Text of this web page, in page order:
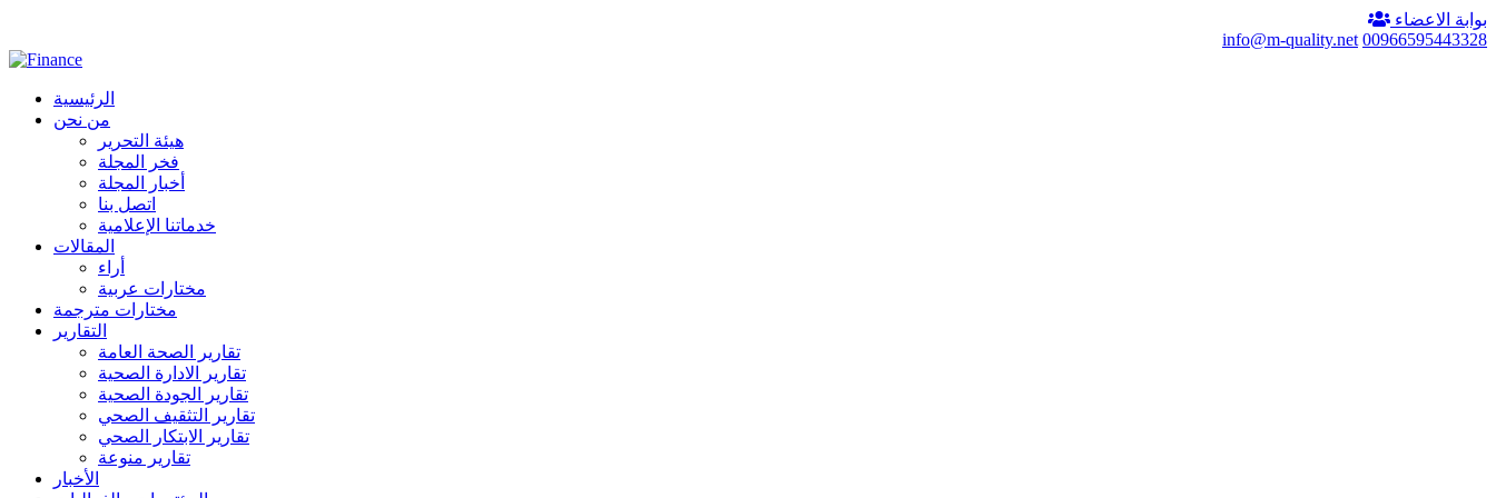
بوابة الاعضاء
00966595443328
info@m-quality.net
الرئيسية
من نحن
هيئة التحرير
فخر المجلة
أخبار المجلة
اتصل بنا
خدماتنا الإعلامية
المقالات
أراء
مختارات عربية
مختارات مترجمة
التقارير
تقارير الصحة العامة
تقارير الادارة الصحية
تقارير الجودة الصحية
تقارير التثقيف الصحي
تقارير الابتكار الصحي
تقارير منوعة
الأخبار